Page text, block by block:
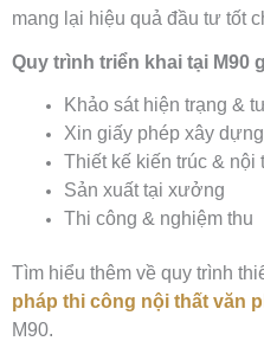
mang lại hiệu quả đầu tư tốt
Quy trình triển khai tại M90
Khảo sát hiện trạng &
Xin giấy phép xây dựng
Thiết kế kiến trúc & nội
Sản xuất tại xưởng
Thi công & nghiệm thu
Tìm hiểu thêm về quy trình
pháp thi công nội thất văn
M90.